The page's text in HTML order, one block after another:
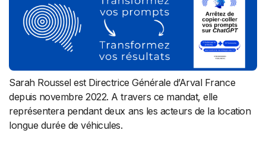
Sarah Roussel est Directrice Générale d’Arval France
depuis novembre 2022. A travers ce mandat, elle
représentera pendant deux ans les acteurs de la location
longue durée de véhicules.